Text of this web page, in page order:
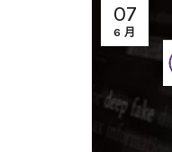
07
6 月